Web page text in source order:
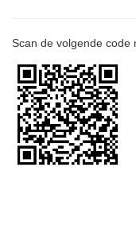
Scan de volgende code